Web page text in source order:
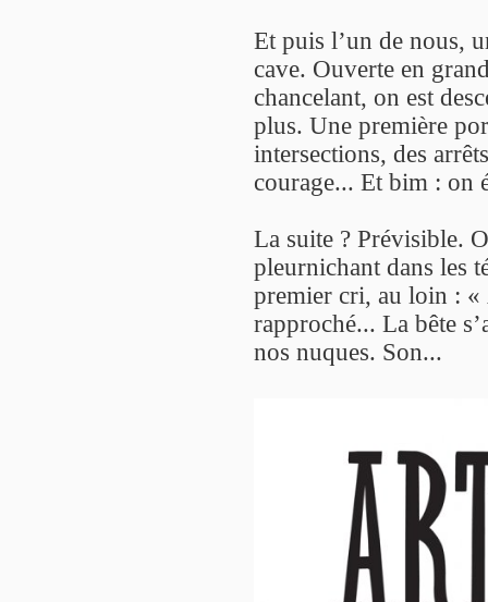
Et puis l’un de nous,
cave. Ouverte en
chancelant, on est
plus. Une première
intersections, des
courage... Et bim : on
La suite ? Prévisible.
pleurnichant dans les
premier cri, au loin : «
rapproché... La bête
nos nuques. Son...